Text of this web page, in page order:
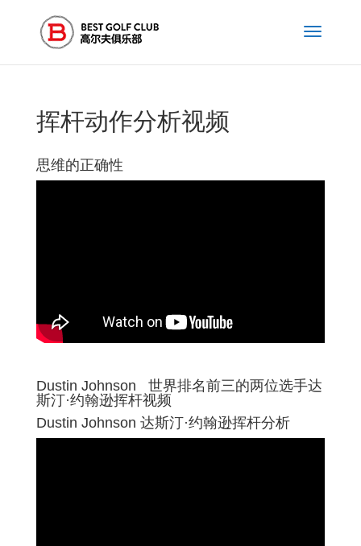
挥杆动作分析视频
思维的正确性
Dustin Johnson 世界排名前三的两位选手达
斯汀·约翰逊挥杆视频
Dustin Johnson 达斯汀·约翰逊挥杆分析